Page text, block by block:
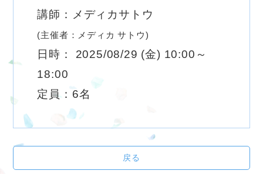
講師：メディカサトウ
(主催者：メディカ サトウ)
日時： 2025/08/29 (金) 10:00～
18:00
定員：6名
戻る